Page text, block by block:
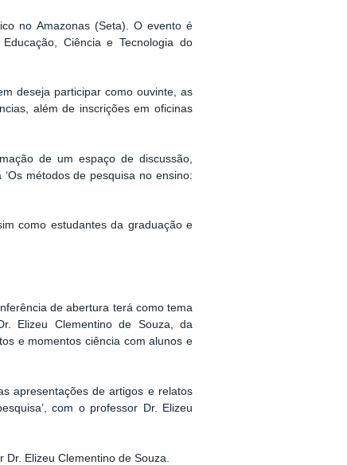
no Amazonas (Seta). O evento é
Ciência e Tecnologia do
deseja participar como ouvinte, as
além de inscrições em oficinas
de um espaço de discussão,
métodos de pesquisa no ensino:
como estudantes da graduação e
de abertura terá como tema
Elizeu Clementino de Souza, da
e momentos ciência com alunos e
apresentações de artigos e relatos
com o professor Dr. Elizeu
Elizeu Clementino de Souza.